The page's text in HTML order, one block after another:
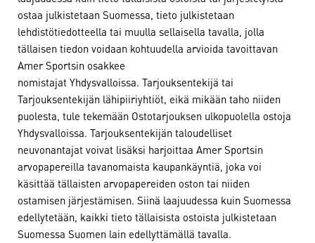
ostaa julkistetaan Suomessa, tieto julkistetaan
lehdistötiedotteella tai muulla sellaisella tavalla, jolla
tällaisen tiedon voidaan kohtuudella arvioida tavoittavan
Amer Sportsin osakkee
nomistajat Yhdysvalloissa. Tarjouksentekijä tai
Tarjouksentekijän lähipiiriyhtiöt, eikä mikään taho niiden
puolesta, tule tekemään Ostotarjouksen ulkopuolella ostoja
Yhdysvalloissa. Tarjouksentekijän taloudelliset
neuvonantajat voivat lisäksi harjoittaa Amer Sportsin
arvopapereilla tavanomaista kaupankäyntiä, joka voi
käsittää tällaisten arvopapereiden oston tai niiden
ostamisen järjestämisen. Siinä laajuudessa kuin Suomessa
edellytetään, kaikki tieto tällaisista ostoista julkistetaan
Suomessa Suomen lain edellyttämällä tavalla.